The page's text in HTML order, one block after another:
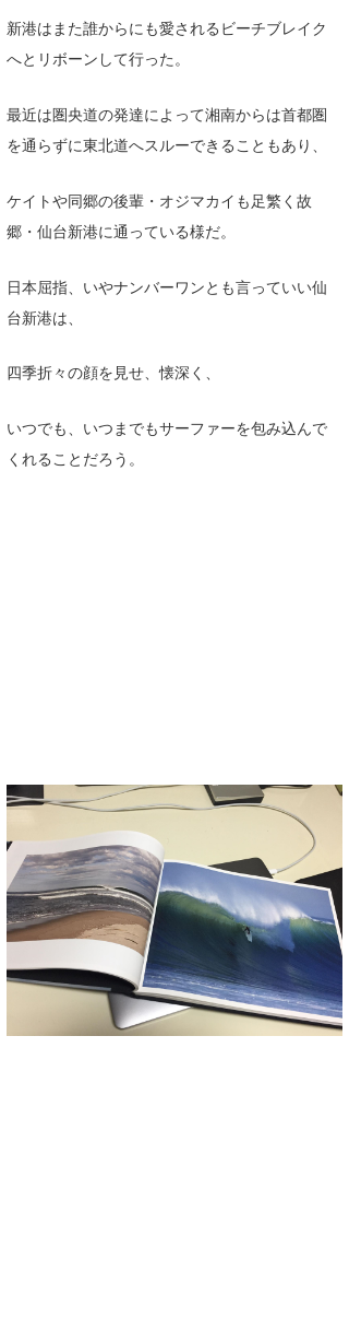
新港はまた誰からにも愛されるビーチブレイク
へとリボーンして行った。
最近は圏央道の発達によって湘南からは首都圏
を通らずに東北道へスルーできることもあり、
ケイトや同郷の後輩・オジマカイも足繁く故
郷・仙台新港に通っている様だ。
日本屈指、いやナンバーワンとも言っていい仙
台新港は、
四季折々の顔を見せ、懐深く、
いつでも、いつまでもサーファーを包み込んで
くれることだろう。